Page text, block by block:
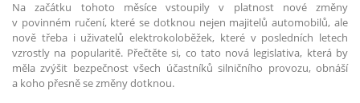
Na začátku tohoto měsíce vstoupily v platnost nové změny
v povinném ručení, které se dotknou nejen majitelů automobilů, ale
nově třeba i uživatelů elektrokoloběžek, které v posledních letech
vzrostly na popularitě. Přečtěte si, co tato nová legislativa, která by
měla zvýšit bezpečnost všech účastníků silničního provozu, obnáší
a koho přesně se změny dotknou.